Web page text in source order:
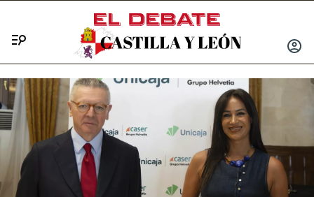
INICIAR